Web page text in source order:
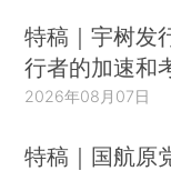
特稿｜宇树发
行者的加速和
2026年08月07日
特稿｜国航原